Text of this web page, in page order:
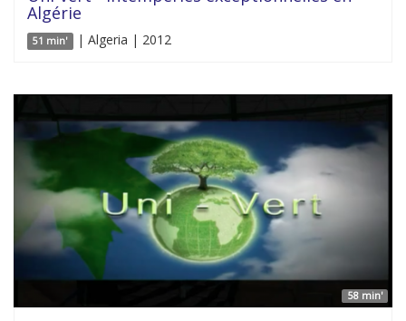
Algérie
51 min' | Algeria | 2012
58 min'